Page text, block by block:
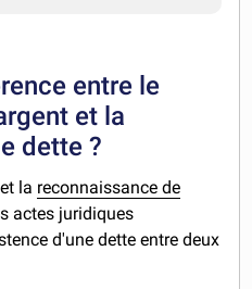
entre le
et la
dette ?
la reconnaissance de
actes juridiques
d'une dette entre deux